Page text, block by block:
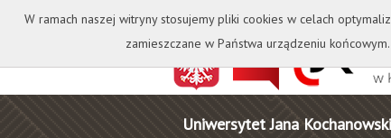
Kontakt
Uniwersytet Jana
W ramach naszej witryny stosujemy pliki cookies w celach
zamieszczane w Państwa urządzeniu